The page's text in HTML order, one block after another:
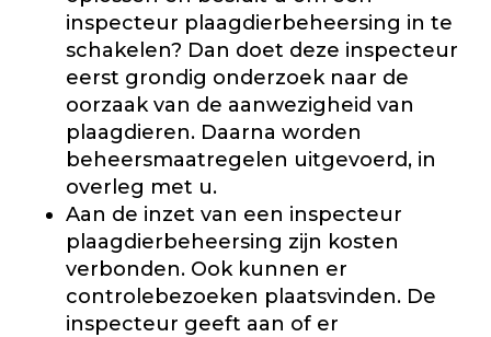
inspecteur plaagdierbeheersing in te
schakelen? Dan doet deze inspecteur
eerst grondig onderzoek naar de
oorzaak van de aanwezigheid van
plaagdieren. Daarna worden
beheersmaatregelen uitgevoerd, in
overleg met u.
Aan de inzet van een inspecteur
plaagdierbeheersing zijn kosten
verbonden. Ook kunnen er
controlebezoeken plaatsvinden. De
inspecteur geeft aan of er